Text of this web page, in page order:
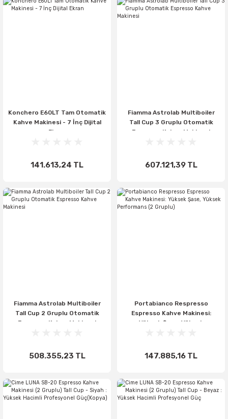
Konchero E60LT Tam Otomatik
Kahve Makinesi - 7 İnç Dijital
Ekran
141.613,24 TL
Fiamma Astrolab Multiboiler
Tall Cup 3 Gruplu Otomatik
Espresso Kahve Makinesi
607.121,39 TL
Fiamma Astrolab Multiboiler
Tall Cup 2 Gruplu Otomatik
Espresso Kahve Makinesi
508.355,23 TL
Portabianco Respresso
Espresso Kahve Makinesi:
Yüksek Şase, Yüksek
147.885,16 TL